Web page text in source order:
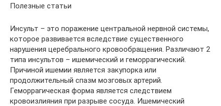
Полезные статьи
Инсульт – это поражение центральной нервной системы,
которое развивается вследствие существенного
нарушения церебрального кровообращения. Различают 2
типа инсультов – ишемический и геморрагический.
Причиной ишемии является закупорка или
продолжительный спазм мозговых артерий.
Геморрагическая форма является следствием
кровоизлияния при разрыве сосуда. Ишемический